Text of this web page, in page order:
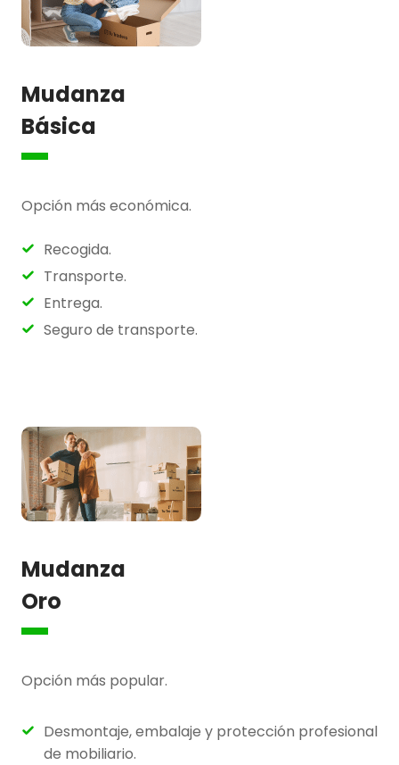
Mudanza
Básica
Opción más económica.
Recogida.
Transporte.
Entrega.
Seguro de transporte.
Mudanza
Oro
Opción más popular.
Desmontaje, embalaje y protección profesional
de mobiliario.